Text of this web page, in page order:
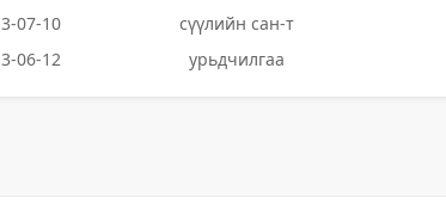
07-10 сүүлийн сан-т
06-12 урьдчилгаа